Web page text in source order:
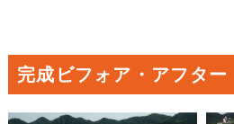
完成ビフォア・アフター